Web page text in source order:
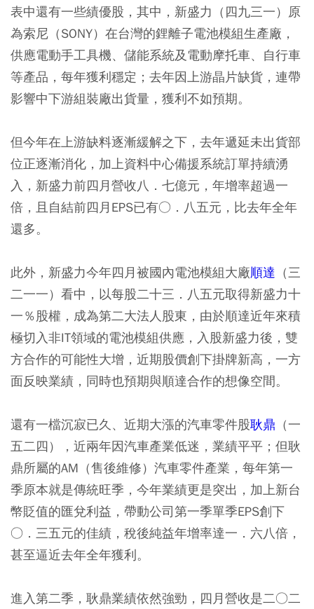
表中還有一些績優股，其中，新盛力（四九三一）原
為索尼（SONY）在台灣的鋰離子電池模組生產廠，
供應電動手工具機、儲能系統及電動摩托車、自行車
等產品，每年獲利穩定；去年因上游晶片缺貨，連帶
影響中下游組裝廠出貨量，獲利不如預期。
但今年在上游缺料逐漸緩解之下，去年遞延未出貨部
位正逐漸消化，加上資料中心備援系統訂單持續湧
入，新盛力前四月營收八．七億元，年增率超過一
倍，且自結前四月EPS已有○．八五元，比去年全年
還多。
此外，新盛力今年四月被國內電池模組大廠順達 （三
二一一）看中，以每股二十三．八五元取得新盛力十
一％股權，成為第二大法人股東，由於順達近年來積
極切入非IT領域的電池模組供應，入股新盛力後，雙
方合作的可能性大增，近期股價創下掛牌新高，一方
面反映業績，同時也預期與順達合作的想像空間。
還有一檔沉寂已久、近期大漲的汽車零件股耿鼎 （一
五二四），近兩年因汽車產業低迷，業績平平；但耿
鼎所屬的AM（售後維修）汽車零件產業，每年第一
季原本就是傳統旺季，今年業績更是突出，加上新台
幣貶值的匯兌利益，帶動公司第一季單季EPS創下
○．三五元的佳績，稅後純益年增率達一．六八倍，
甚至逼近去年全年獲利。
進入第二季，耿鼎業績依然強勁，四月營收是二○二